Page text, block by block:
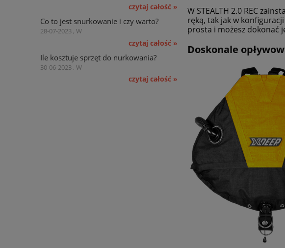
czytaj całość »
Co to jest snurkowanie i czy warto?
28-07-2023 , W
czytaj całość »
Ile kosztuje sprzęt do nurkowania?
30-06-2023 , W
czytaj całość »
W STEALTH 2.0 REC
ręką, tak jak w
prosta i możesz dokonać
Doskonale